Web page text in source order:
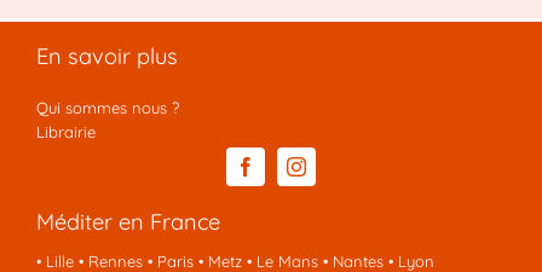
En savoir plus
Qui sommes nous ?
Librairie
Méditer en France
• Lille• Rennes• Paris• Metz• Le Mans• Nantes• Lyon